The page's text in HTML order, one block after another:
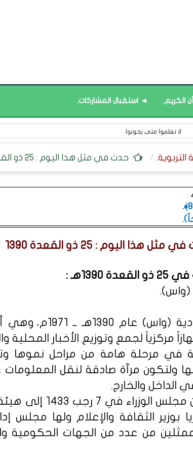
الكريم. ◄ استقبال المشاركات.
لا تعلموا متى يخونوا.
حدث في مثل هذا اليوم : 25 ذو القعدة 1390
.
هذا اليوم : 25 ذو القعدة 1390
:
(واس).
■ أسست وكالة الأنباء
مركزياً لجمع وتوزيع الأخبار المحلية
في مرحلة هامة من مراحل نموها
ولتكون مرآة صادقة لنقل
الداخل والخارج.
وقد تم تحويل الوكالة
بوزير الثقافة والإعلام ولها مجلس
من عدد من الجهات الحكومية